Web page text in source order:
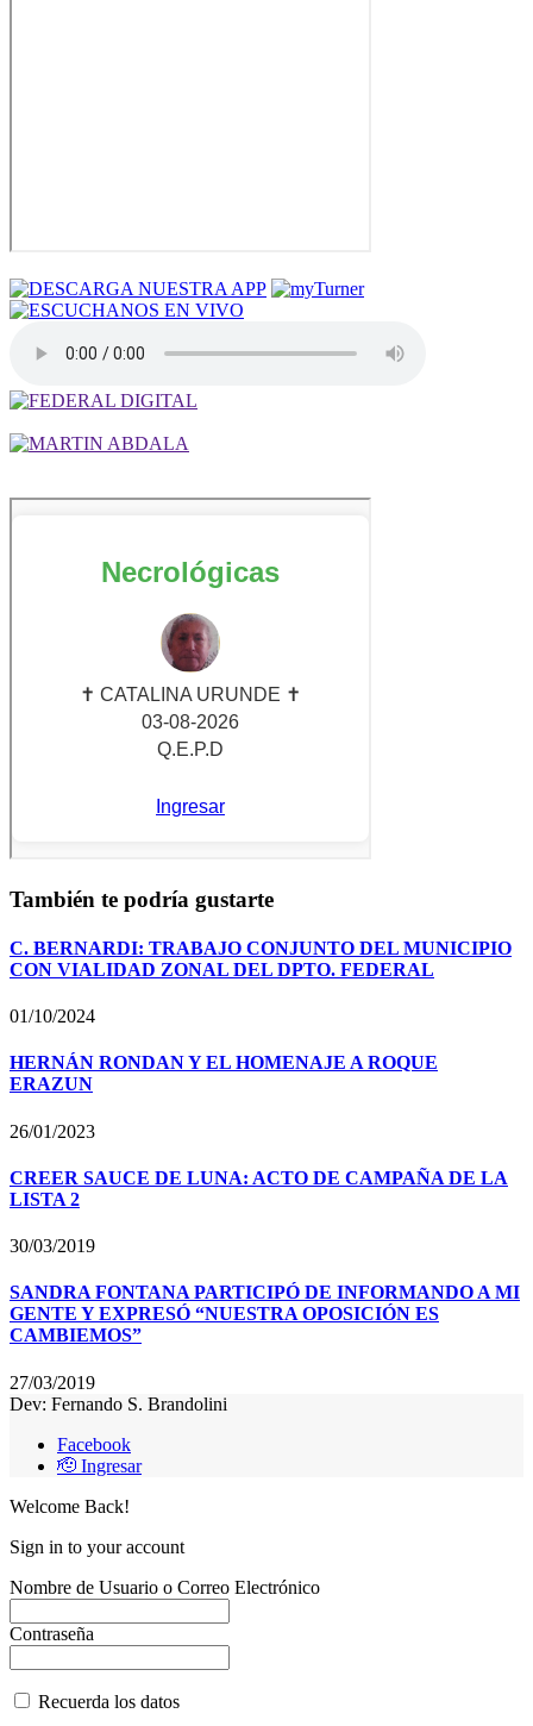
También te podría gustarte
C. BERNARDI: TRABAJO CONJUNTO DEL MUNICIPIO
CON VIALIDAD ZONAL DEL DPTO. FEDERAL
01/10/2024
HERNÁN RONDAN Y EL HOMENAJE A ROQUE
ERAZUN
26/01/2023
CREER SAUCE DE LUNA: ACTO DE CAMPAÑA DE LA
LISTA 2
30/03/2019
SANDRA FONTANA PARTICIPÓ DE INFORMANDO A MI
GENTE Y EXPRESÓ “NUESTRA OPOSICIÓN ES
CAMBIEMOS”
27/03/2019
Dev: Fernando S. Brandolini
Facebook
🫡 Ingresar
Welcome Back!
Sign in to your account
Nombre de Usuario o Correo Electrónico
Contraseña
Recuerda los datos